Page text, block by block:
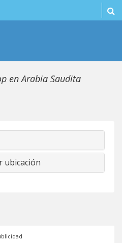
en Arabia Saudita
ubicación